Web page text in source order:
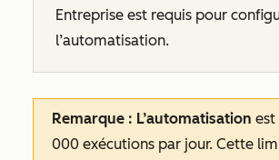
Entreprise est requis pour
l’automatisation.
Remarque : L’automatisation est
000 exécutions par jour. Cette